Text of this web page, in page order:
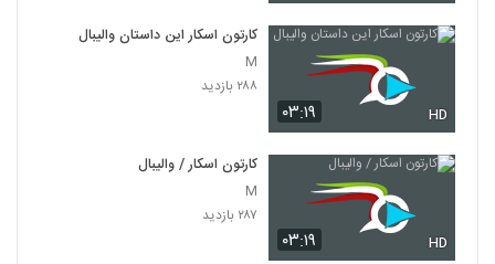
۰۳:۱۹ HD
کارتون اسکار این داستان والیبال
M
۲۸۸ بازدید
۰۳:۱۹ HD
کارتون اسکار / والیبال
M
۲۸۷ بازدید